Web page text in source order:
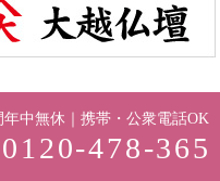
年中無休｜携帯・公衆電話OK
0120-478-365